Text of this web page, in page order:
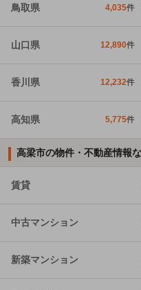
鳥取県 4,035件
山口県 12,890件
香川県 12,232件
高知県 5,775件
高梁市の物件・不動産情報
賃貸
中古マンション
新築マンション